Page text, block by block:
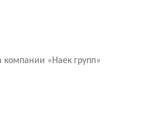
компании «Наек групп»